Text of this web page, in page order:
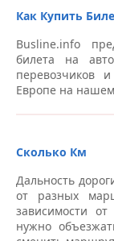
Как Купить
Busline.info
билета на
перевозчиков
Европе на
Сколько Км
Дальность
от разных
зависимости
нужно